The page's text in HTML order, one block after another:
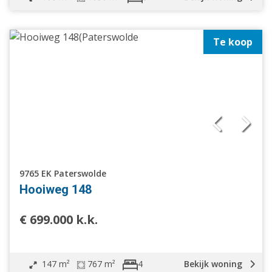
Te koop
9765 EK Paterswolde
Hooiweg 148
€ 699.000 k.k.
147 m² 767 m² 4 Bekijk woning